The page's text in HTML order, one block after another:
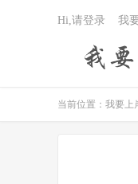
Hi,请登录 我
当前位置： 我要上